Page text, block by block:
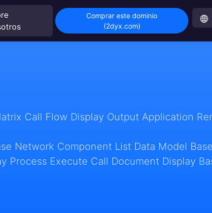
Comprar este dominio
(2dyx.com)
Call Flow Display Output Application
Network Component List Data Model
Process Execute Call Document Display